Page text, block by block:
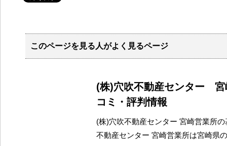
このページを見る人がよく見るページ
(株)穴吹不動産センター 宮
コミ・評判情報
(株)穴吹不動産センター 宮崎営業所
不動産センター 宮崎営業所は宮崎県